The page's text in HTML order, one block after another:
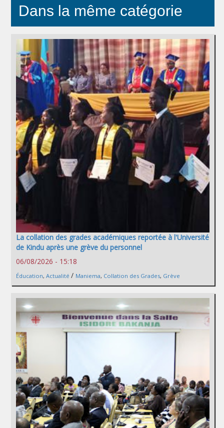
Dans la même catégorie
La collation des grades académiques reportée à l'Université
de Kindu après une grève du personnel
06/08/2026 - 15:18
Éducation, Actualité / Maniema, Collation des Grades, Grève